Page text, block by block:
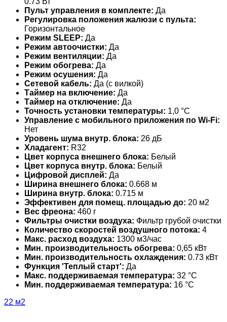
Пульт управления в комплекте: Да
Регулировка положения жалюзи с пульта:
Горизонтальное
Режим SLEEP: Да
Режим автоочистки: Да
Режим вентиляции: Да
Режим обогрева: Да
Режим осушения: Да
Сетевой кабель: Да (с вилкой)
Таймер на включение: Да
Таймер на отключение: Да
Точность установки температуры: 1,0 °С
Управление c мобильного приложения по Wi-Fi:
Нет
Уровень шума внутр. блока: 26 дБ
Хладагент: R32
Цвет корпуса внешнего блока: Белый
Цвет корпуса внутр. блока: Белый
Цифровой дисплей: Да
Ширина внешнего блока: 0.668 м
Ширина внутр. блока: 0.715 м
Эффективен для помещ. площадью до: 20 м2
Вес фреона: 460 г
Фильтры очистки воздуха: Фильтр грубой очистки
Количество скоростей воздушного потока: 4
Макс. расход воздуха: 1300 м3/час
Мин. производительность обогрева: 0,65 кВт
Мин. производительность охлаждения: 0.73 кВт
Функция 'Теплый старт': Да
Макс. поддерживаемая температура: 32 °С
Мин. поддерживаемая температура: 16 °С
22 м2